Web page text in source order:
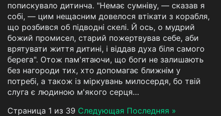
попискувало дитинча. "Немає сумніву, — сказав я
собі, — цим нещасним довелося втікати з корабля,
що розбився об підводні скелі. Й ось, о мудрий
божий промисел, старий пожертвував себе, аби
врятувати життя дитині, і віддав духа біля самого
берега". Отож пам'ятаючи, що боги не залишають
без нагороди тих, хто допомагає ближнім у
потребі, а також із міркувань милосердя, бо твій
слуга є людиною м'якого серця…
Страница 1 из 39 Следующая Последняя »